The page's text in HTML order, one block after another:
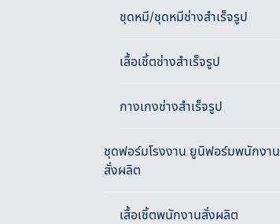
ชุดหมี/ชุดหมีช่างสำเร็จรูป
เสื้อเชิ้ตช่างสำเร็จรูป
กางเกงช่างสำเร็จรูป
ชุดฟอร์มโรงงาน ยูนิฟอร์มพนักงาน
สั่งผลิต
เสื้อเชิ้ตพนักงานสั่งผลิต